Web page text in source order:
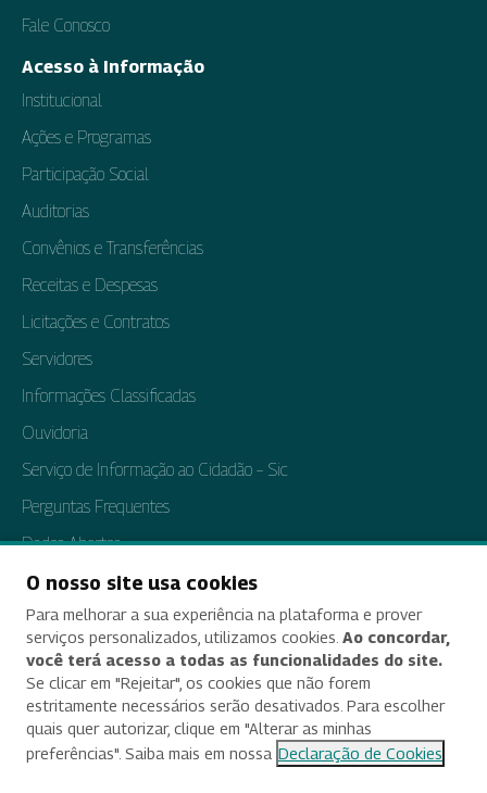
Fale Conosco
Acesso à Informação
Institucional
Ações e Programas
Participação Social
Auditorias
Convênios e Transferências
Receitas e Despesas
Licitações e Contratos
Servidores
Informações Classificadas
Ouvidoria
Serviço de Informação ao Cidadão – Sic
Perguntas Frequentes
Dados Abertos
Tratamento de Dados Pessoais
Transparência e Prestação de Contas
Acessibilidade
Termos de uso e aviso de privacidade
O nosso site usa cookies
Para melhorar a sua experiência na plataforma e prover
serviços personalizados, utilizamos cookies. Ao concordar,
você terá acesso a todas as funcionalidades do site.
Se clicar em "Rejeitar", os cookies que não forem
estritamente necessários serão desativados. Para escolher
quais quer autorizar, clique em "Alterar as minhas
preferências". Saiba mais em nossa Declaração de Cookies